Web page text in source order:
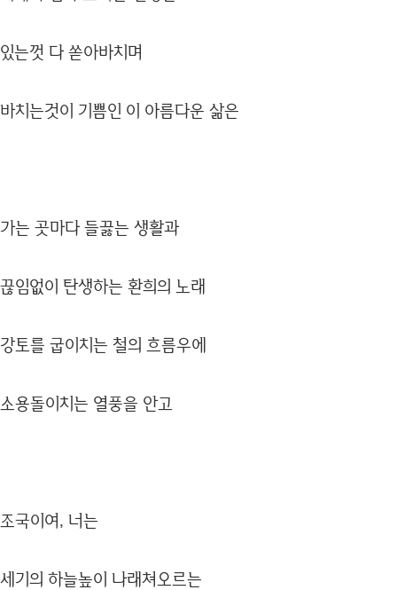
있는껏 다 쏟아바치며
바치는것이 기쁨인 이 아름다운 삶은
가는 곳마다 들끓는 생활과
끊임없이 탄생하는 환희의 노래
강토를 굽이치는 철의 흐름우에
소용돌이치는 열풍을 안고
조국이여, 너는
세기의 하늘높이 나래쳐오르는